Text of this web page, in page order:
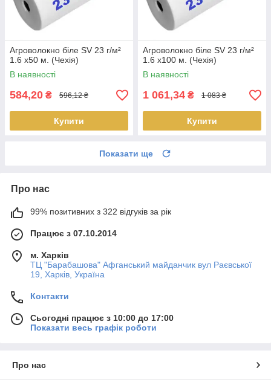
Агроволокно біле SV 23 г/м²
1.6 х50 м. (Чехія)
В наявності
584,20 ₴ 596,12 ₴
Купити
Агроволокно біле SV 23 г/м²
1.6 х100 м. (Чехія)
В наявності
1 061,34 ₴ 1 083 ₴
Купити
Показати ще
Про нас
99% позитивних з 322 відгуків за рік
Працює з 07.10.2014
м. Харків
ТЦ "Барабашова" Афганський майданчик вул Раєвської
19, Харків, Україна
Контакти
Сьогодні працює з 10:00 до 17:00
Показати весь графік роботи
Про нас